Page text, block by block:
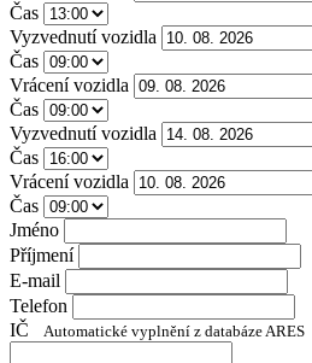
Čas
Vyzvednutí vozidla
Čas
Vrácení vozidla
Čas
Vyzvednutí vozidla
Čas
Vrácení vozidla
Čas
Jméno
Příjmení
E-mail
Telefon
IČ
Automatické vyplnění z databáze ARES